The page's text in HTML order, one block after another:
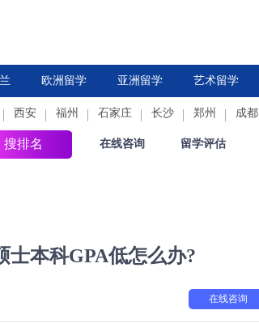
欧洲留学
德国 法国 荷兰 西班牙
亚洲留学
中国香港 新加坡
艺术留学
西安 福州 石家庄 长沙 郑州 成都
搜排名 在线咨询 留学评估
士本科GPA低怎么办?
在线咨询